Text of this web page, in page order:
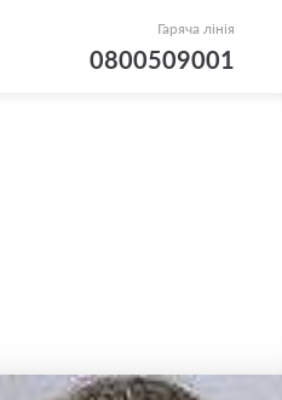
Гаряча лінія
0800509001